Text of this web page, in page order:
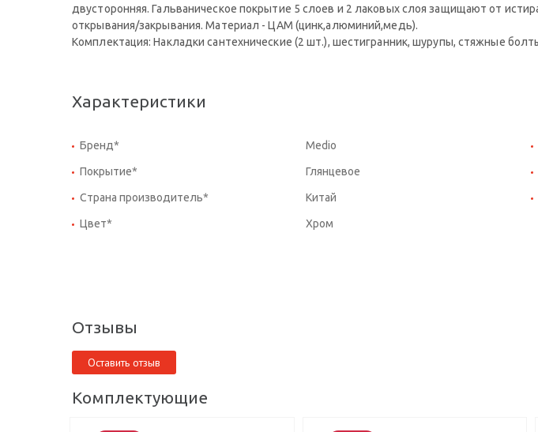
двусторонняя. Гальваническое покрытие 5 слоев и 2 лаковых слоя защищают от
открывания/закрывания. Материал - ЦАМ (цинк,алюминий,медь).
Комплектация: Накладки сантехнические (2 шт.), шестигранник, шурупы, стяжные
Характеристики
Бренд* Medio
Покрытие* Глянцевое
Страна производитель* Китай
Цвет* Хром
Отзывы
Оставить отзыв
Комплектующие